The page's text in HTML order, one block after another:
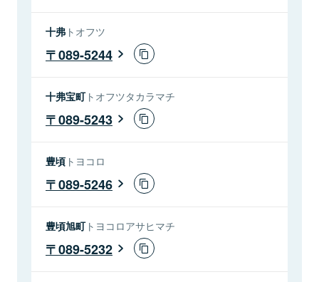
十弗 トオフツ
089-5244
十弗宝町トオフツタカラマチ
089-5243
豊頃 トヨコロ
089-5246
豊頃旭町トヨコロアサヒマチ
089-5232